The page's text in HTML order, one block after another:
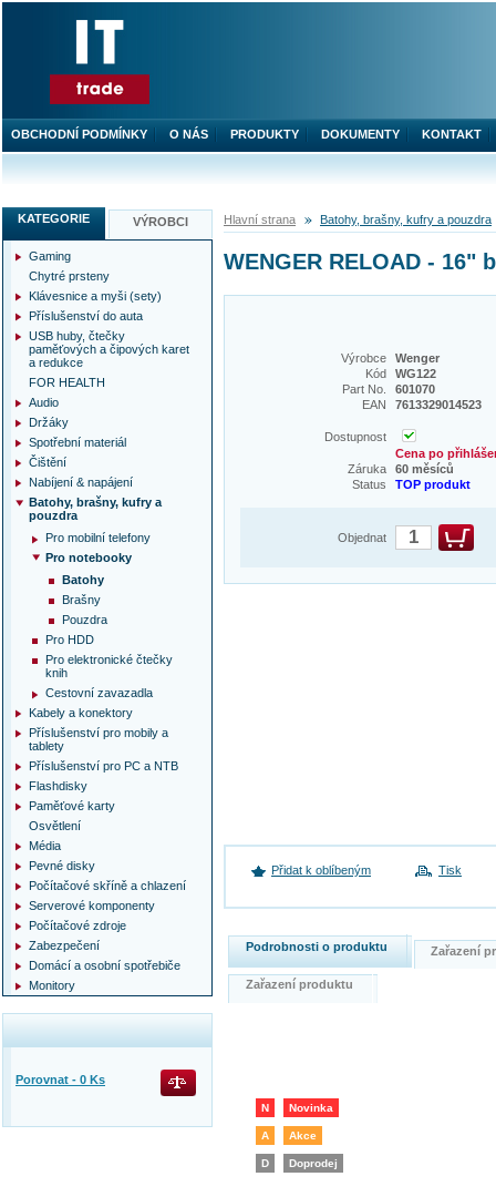
Hlavní strana Batohy, brašny, kufry a pouzdra
WENGER RELOAD - 16"
Výrobce
Wenger
Kód
WG122
Part No.
601070
EAN
7613329014523
Dostupnost
Cena po
Záruka
60 měsíců
Status
TOP produkt
Objednat
Přidat k oblíbeným Tisk
Podrobnosti o produktu Zařazení
Zařazení produktu
N Novinka
A Akce
D Doprodej
KATEGORIE VÝROBCI
Gaming
Chytré prsteny
Klávesnice a myši (sety)
Příslušenství do auta
USB huby, čtečky
paměťových a čipových karet
a redukce
FOR HEALTH
Audio
Držáky
Spotřební materiál
Čištění
Nabíjení & napájení
Batohy, brašny, kufry a
pouzdra
Pro mobilní telefony
Pro notebooky
Batohy
Brašny
Pouzdra
Pro HDD
Pro elektronické čtečky
knih
Cestovní zavazadla
Kabely a konektory
Příslušenství pro mobily a
tablety
Příslušenství pro PC a NTB
Flashdisky
Paměťové karty
Osvětlení
Média
Pevné disky
Počítačové skříně a chlazení
Serverové komponenty
Počítačové zdroje
Zabezpečení
Domácí a osobní spotřebiče
Monitory
Porovnat - 0 Ks
OBCHODNÍ PODMÍNKY O NÁS PRODUKTY DOKUMENTY KONTAKT